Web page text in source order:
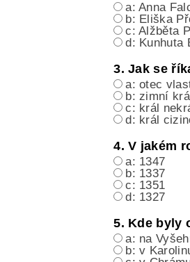
a: Anna
b: Eliška
c: Alžběta
d: Kunhuta
3. Jak se
a: otec
b: zimní král
c: král
d: král
4. V jakém
a: 1347
b: 1337
c: 1351
d: 1327
5. Kde byly
a: na
b: v